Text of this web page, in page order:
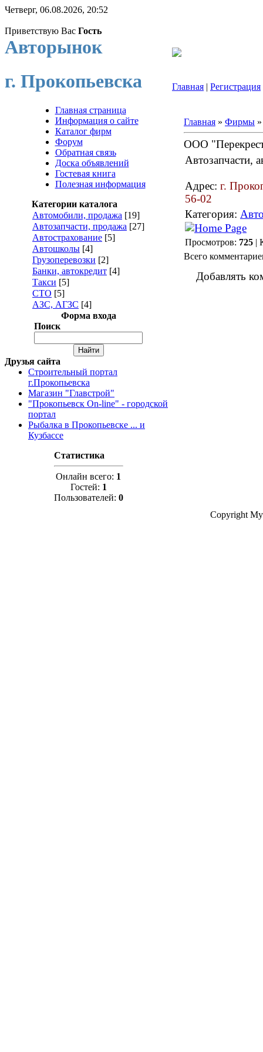
Четверг, 06.08.2026, 20:52
Приветствую Вас Гость
Авторынок
г. Прокопьевска
Главная | Регистрация
Главная страница
Информация о сайте
Каталог фирм
Форум
Обратная связь
Доска объявлений
Гостевая книга
Полезная информация
Категории каталога
Автомобили, продажа [19]
Автозапчасти, продажа [27]
Автострахование [5]
Автошколы [4]
Грузоперевозки [2]
Банки, автокредит [4]
Такси [5]
СТО [5]
АЗС, АГЗС [4]
Форма входа
Поиск
Друзья сайта
Строительный портал
г.Прокопьевска
Магазин "Главстрой"
"Прокопьевск On-line" - городской
портал
Рыбалка в Прокопьевске ... и
Кузбассе
Статистика
Онлайн всего: 1
Гостей: 1
Пользователей: 0
Главная » Фирмы
ООО
Автозапчасти,
Адрес: г.
56-02
Категория:
Просмотров: 725 |
Всего
Добавлять
Copyright